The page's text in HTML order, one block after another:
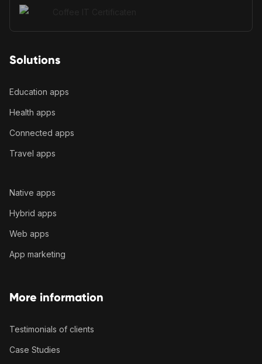
Solutions
Education apps
Health apps
Connected apps
Travel apps
Native apps
Hybrid apps
Web apps
App marketing
More information
Testimonials of clients
Case Studies